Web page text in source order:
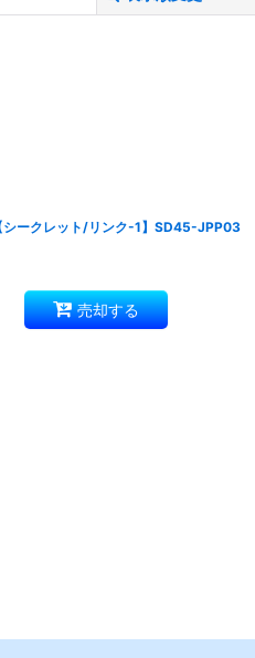
シークレット/リンク-1】SD45-JPP03
売却する